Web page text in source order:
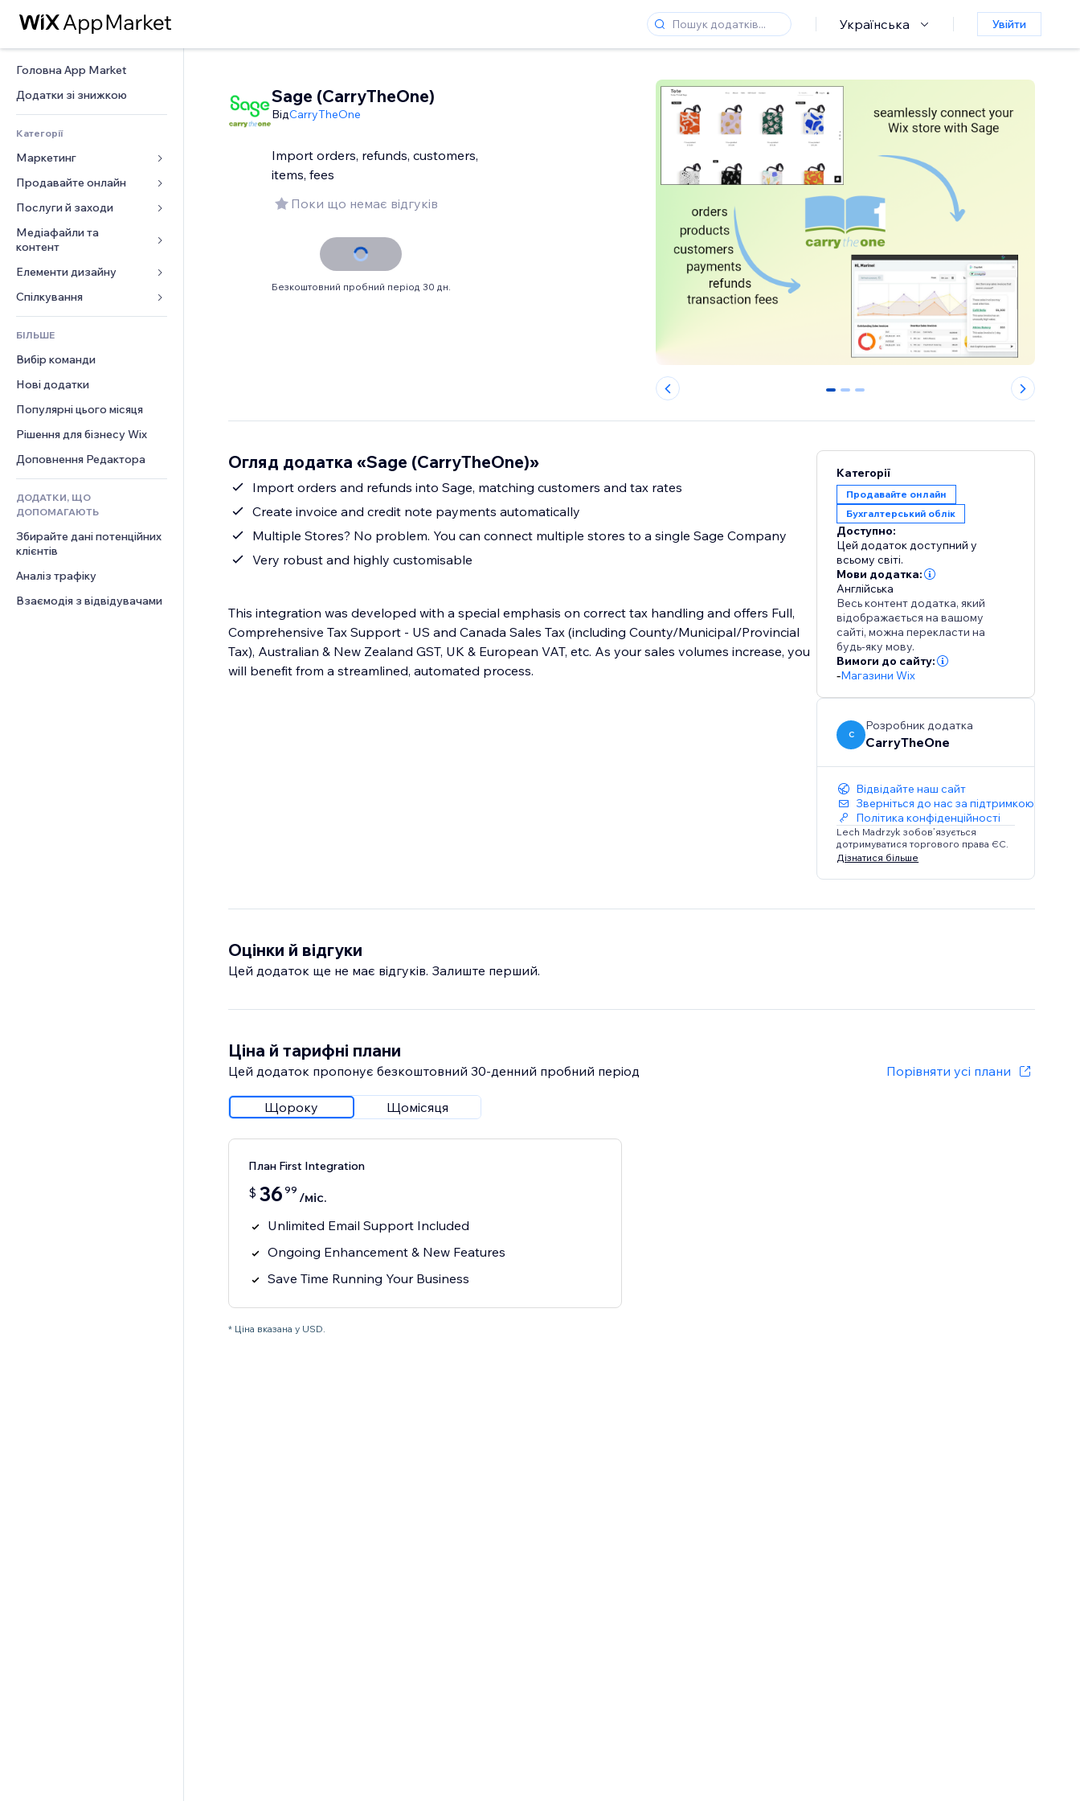
Українська Увійти
Головна App Market
Додатки зі знижкою
Категорії
Маркетинг
Реклама
Мобільний
Аналітика
Соцмережі
SEO
Залучення
Розміщення сайту
Ел. пошта
Конверсія
Продавайте онлайн
Додатки для магазинів
Надсилання та доставка
Кнопки продажу
Онлайн‑курси
Друк на замовлення
Бухгалтерський облік
Купони й лояльність
Рішення для складів
Дропшипінг
Тарифні плани й підписки
Краудфандинг
Їжа та напої
Послуги й заходи
Готелі
Заходи
Ресторани
Нерухомість
Медіафайли та
контент
Галерея
Музика
Подкасти
Фотографія
Відео
PDF
Обмін файлами
Новини
Елементи дизайну
Карти й навігація
Конфіденційність і безпека
Годинник
Шаблони сторінок
Ефекти зображення
Кнопки та меню
Банери та бейджі
Калькулятори
Пошук
Погода
Графіки й таблиці
Форми
Опитування
Чат
Коментарі
Телефон
Спільнота
Відгуки
CRM
БІЛЬШЕ
Вибір команди
Нові додатки
Популярні цього місяця
Рішення для бізнесу Wix
Доповнення Редактора
ДОДАТКИ, ЩО
ДОПОМАГАЮТЬ
Збирайте дані потенційних
клієнтів
Аналіз трафіку
Взаємодія з відвідувачами
Sage (CarryTheOne)
ВідCarryTheOne
Import orders, refunds, customers,
items, fees
Поки що немає відгуків
Безкоштовний пробний період 30 дн.
0 1 2
Огляд додатка «Sage (CarryTheOne)»
Import orders and refunds into Sage, matching customers and tax rates
Create invoice and credit note payments automatically
Multiple Stores? No problem. You can connect multiple stores to a single Sage Company
Very robust and highly customisable
This integration was developed with a special emphasis on correct tax handling and offers Full,
Comprehensive Tax Support - US and Canada Sales Tax (including County/Municipal/Provincial
Tax), Australian & New Zealand GST, UK & European VAT, etc. As your sales volumes increase, you
will benefit from a streamlined, automated process.
Категорії
Продавайте онлайн
Бухгалтерський облік
Доступно:
Цей додаток доступний у
всьому світі.
Мови додатка:
Англійська
Весь контент додатка, який
відображається на вашому
сайті, можна перекласти на
будь-яку мову.
Вимоги до сайту:
-Магазини Wix
C
Розробник додатка
CarryTheOne
Відвідайте наш сайт
Зверніться до нас за підтримкою
Політика конфіденційності
Lech Madrzyk зобов’язується
дотримуватися торгового права ЄС.
Дізнатися більше
Оцінки й відгуки
Цей додаток ще не має відгуків. Залиште перший.
Ціна й тарифні плани
Цей додаток пропонує безкоштовний 30‑денний пробний період Порівняти усі плани
Щороку Щомісяця
План First Integration
$ 36 99 /міс.
Unlimited Email Support Included
Ongoing Enhancement & New Features
Save Time Running Your Business
* Ціна вказана у USD.